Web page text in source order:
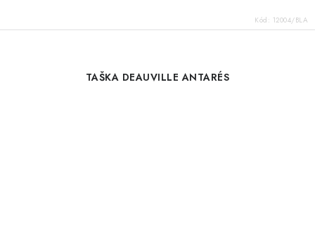
Kód: 12004/BLA
TAŠKA DEAUVILLE ANTARÉS